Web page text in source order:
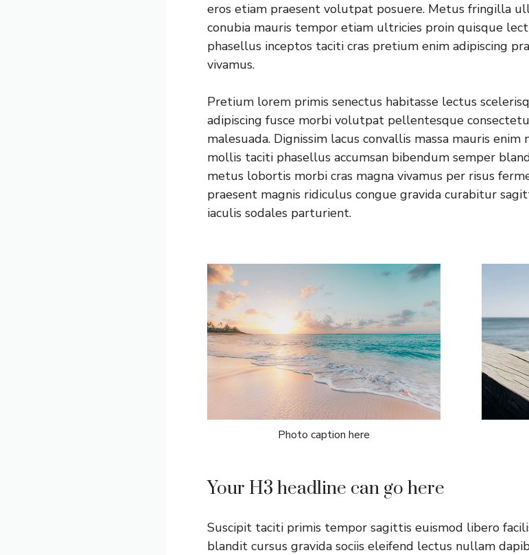
eros etiam praesent volutpat posuere. Metus fringilla
conubia mauris tempor etiam ultricies proin quisque
phasellus inceptos taciti cras pretium enim adipiscing
vivamus.
Pretium lorem primis senectus habitasse lectus
adipiscing fusce morbi volutpat pellentesque
malesuada. Dignissim lacus convallis massa mauris
mollis taciti phasellus accumsan bibendum semper
metus lobortis morbi cras magna vivamus per risus
praesent magnis ridiculus congue gravida curabitur
iaculis sodales parturient.
Photo caption here
Your H3 headline can go here
Suscipit taciti primis tempor sagittis euismod libero
blandit cursus gravida sociis eleifend lectus nullam